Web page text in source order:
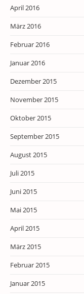
April 2016
März 2016
Februar 2016
Januar 2016
Dezember 2015
November 2015
Oktober 2015
September 2015
August 2015
Juli 2015
Juni 2015
Mai 2015
April 2015
März 2015
Februar 2015
Januar 2015